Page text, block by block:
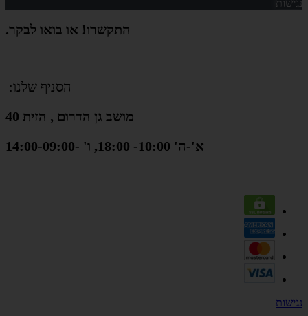
נגישות
התקשרו! או בואו לבקר.
הסניף שלנו:
מושב גן הדרום , הזית 40
א'-ה' 10:00- 18:00, ו' -14:00-09:00
נגישות